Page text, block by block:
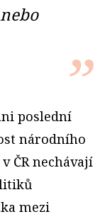
poslední
národního
ČR nechávají
mezi